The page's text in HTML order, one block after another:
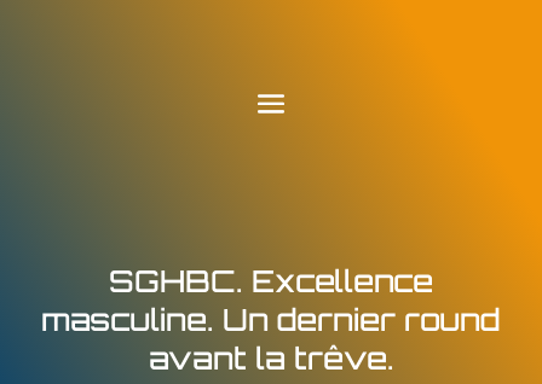
SGHBC. Excellence
masculine. Un dernier round
avant la trêve.